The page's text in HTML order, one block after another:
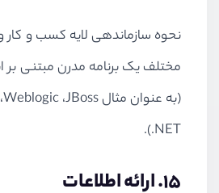
نحوه سازماندهی لایه کسب و کار
مختلف یک برنامه مدرن مبتنی بر
(به عنوان مثالJBoss،Weblogic،
NET
.).
15. ارائه اطلاعات